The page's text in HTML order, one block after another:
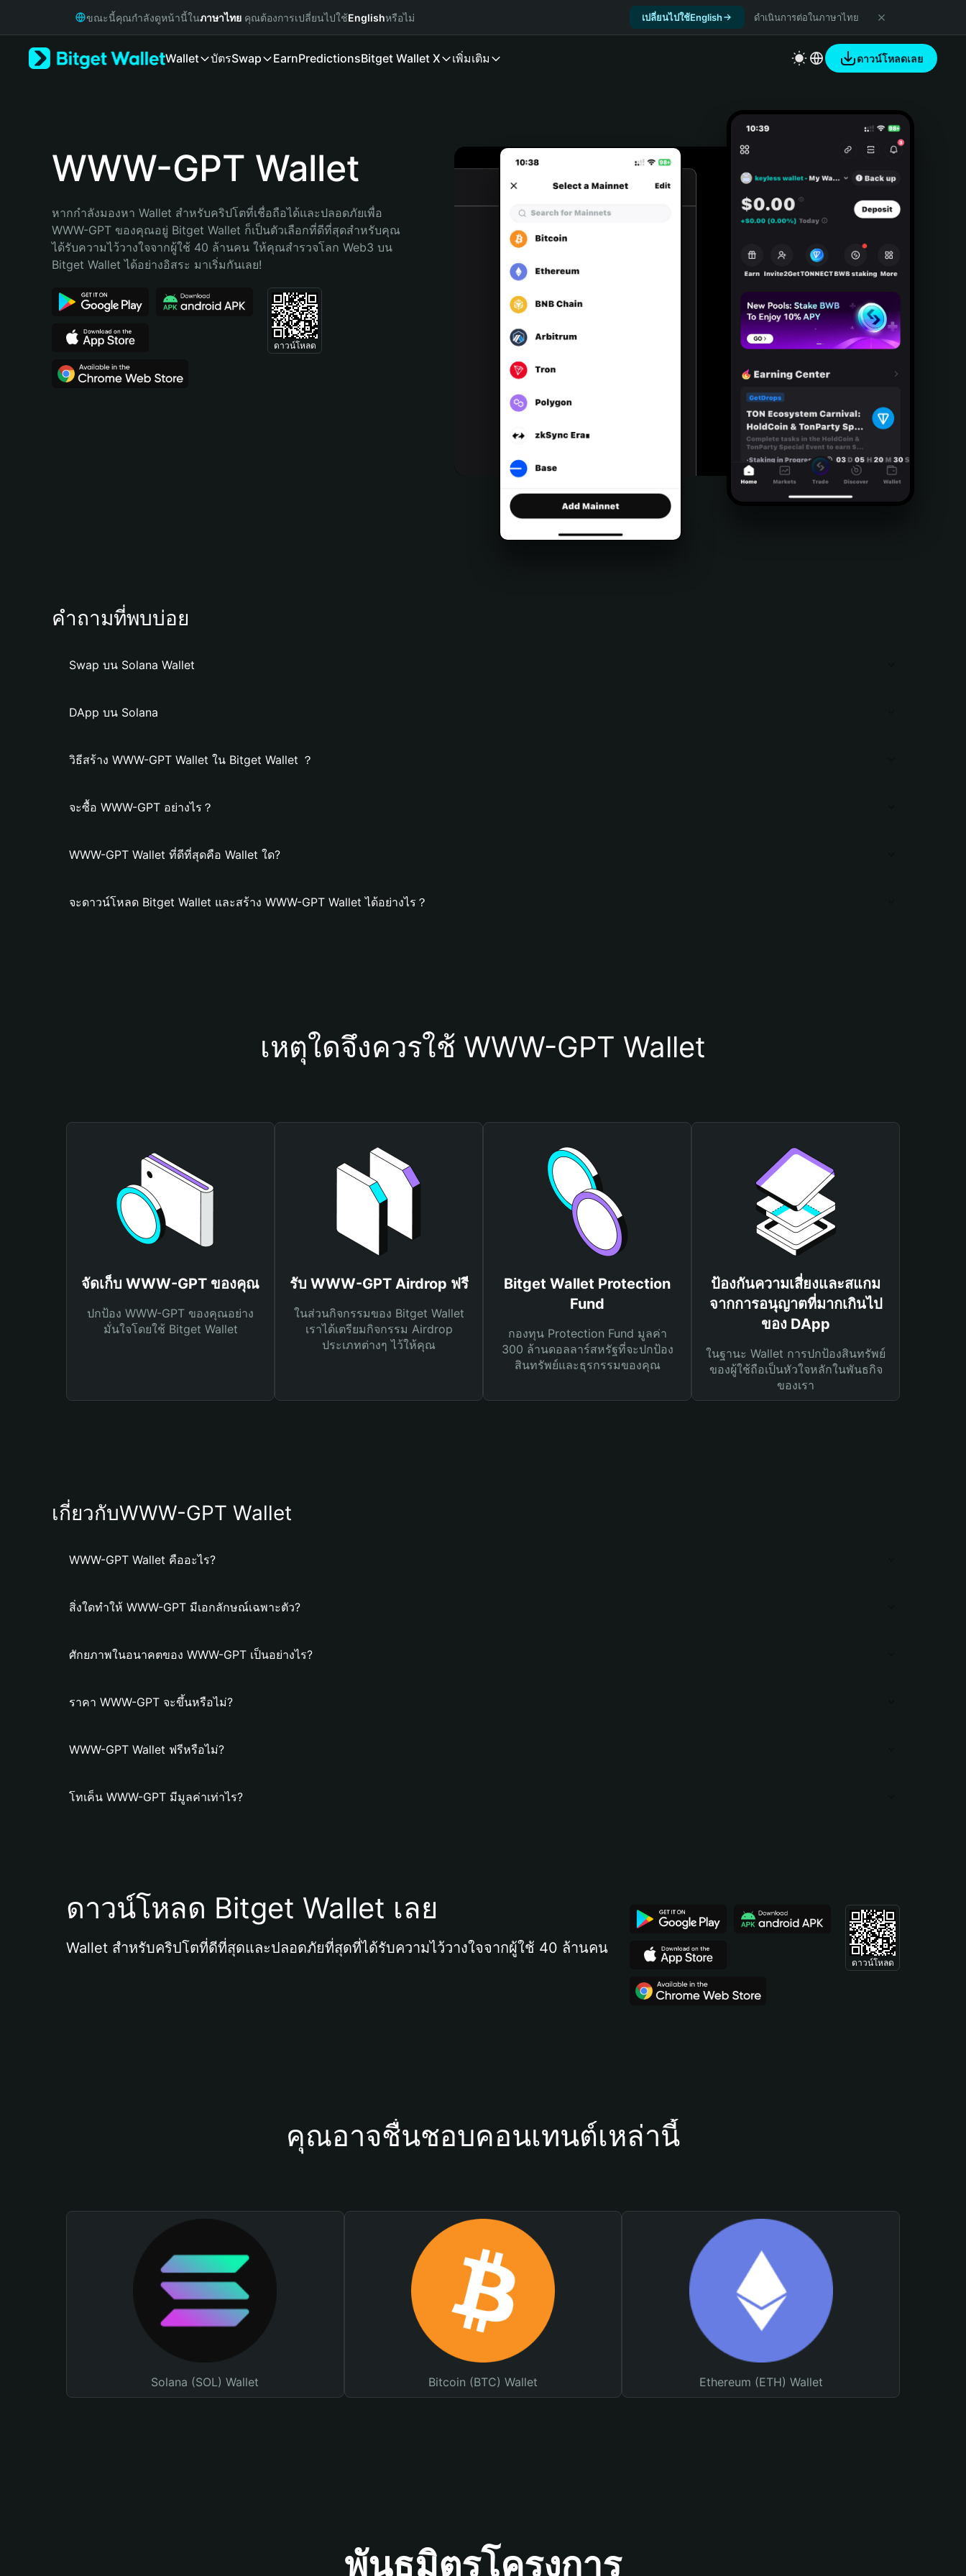
Русский
Bahasa Indonesia
Português (Brasil)
ขณะนี้คุณกำลังดูหน้านี้ในภาษาไทย คุณต้องการเปลี่ยนไปใช้Englishหรือไม่ เปลี่ยนไปใช้English ดำเนินการต่อในภาษาไทย
Wallet บัตรSwap EarnPredictionsBitget Wallet X เพิ่มเติม ดาวน์โหลดเลย
WWW-GPT Wallet
หากกำลังมองหา Wallet สำหรับคริปโตที่เชื่อถือได้และปลอดภัยเพื่อ
WWW-GPT ของคุณอยู่ Bitget Wallet ก็เป็นตัวเลือกที่ดีที่สุดสำหรับคุณ
ได้รับความไว้วางใจจากผู้ใช้ 40 ล้านคน ให้คุณสำรวจโลก Web3 บน
Bitget Wallet ได้อย่างอิสระ มาเริ่มกันเลย!
ดาวน์โหลด
คำถามที่พบบ่อย
Swap บน Solana Wallet
DApp บน Solana
วิธีสร้าง WWW-GPT Wallet ใน Bitget Wallet ？
จะซื้อ WWW-GPT อย่างไร？
WWW-GPT Wallet ที่ดีที่สุดคือ Wallet ใด?
จะดาวน์โหลด Bitget Wallet และสร้าง WWW-GPT Wallet ได้อย่างไร？
เหตุใดจึงควรใช้ WWW-GPT Wallet
จัดเก็บ WWW-GPT ของคุณ
ปกป้อง WWW-GPT ของคุณอย่าง
มั่นใจโดยใช้ Bitget Wallet
รับ WWW-GPT Airdrop ฟรี
ในส่วนกิจกรรมของ Bitget Wallet
เราได้เตรียมกิจกรรม Airdrop
ประเภทต่างๆ ไว้ให้คุณ
Bitget Wallet Protection
Fund
กองทุน Protection Fund มูลค่า
300 ล้านดอลลาร์สหรัฐที่จะปกป้อง
สินทรัพย์และธุรกรรมของคุณ
ป้องกันความเสี่ยงและสแกม
จากการอนุญาตที่มากเกินไป
ของ DApp
ในฐานะ Wallet การปกป้องสินทรัพย์
ของผู้ใช้ถือเป็นหัวใจหลักในพันธกิจ
ของเรา
เกี่ยวกับWWW-GPT Wallet
WWW-GPT Wallet คืออะไร?
สิ่งใดทำให้ WWW-GPT มีเอกลักษณ์เฉพาะตัว?
ศักยภาพในอนาคตของ WWW-GPT เป็นอย่างไร?
ราคา WWW-GPT จะขึ้นหรือไม่?
WWW-GPT Wallet ฟรีหรือไม่?
โทเค็น WWW-GPT มีมูลค่าเท่าไร?
ดาวน์โหลด Bitget Wallet เลย
Wallet สำหรับคริปโตที่ดีที่สุดและปลอดภัยที่สุดที่ได้รับความไว้วางใจจากผู้ใช้ 40 ล้านคน
ดาวน์โหลด
คุณอาจชื่นชอบคอนเทนต์เหล่านี้
Solana (SOL) Wallet Bitcoin (BTC) Wallet Ethereum (ETH) Wallet
พันธมิตรโครงการ